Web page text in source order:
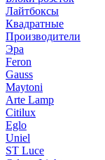
Лайтбоксы
Квадратные
Производители
Эра
Feron
Gauss
Maytoni
Arte Lamp
Citilux
Eglo
Uniel
ST Luce